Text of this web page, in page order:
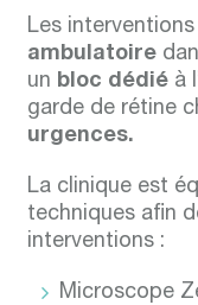
Les
ambulatoire
un bloc dédié à
garde de rétine
urgences.
La clinique est
techniques afin
interventions :
Microscope